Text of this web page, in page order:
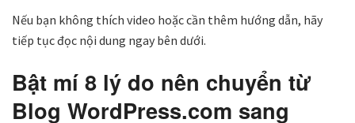
Nếu bạn không thích video hoặc cần thêm hướng dẫn, hãy
tiếp tục đọc nội dung ngay bên dưới.
Bật mí 8 lý do nên chuyển từ
Blog WordPress.com sang